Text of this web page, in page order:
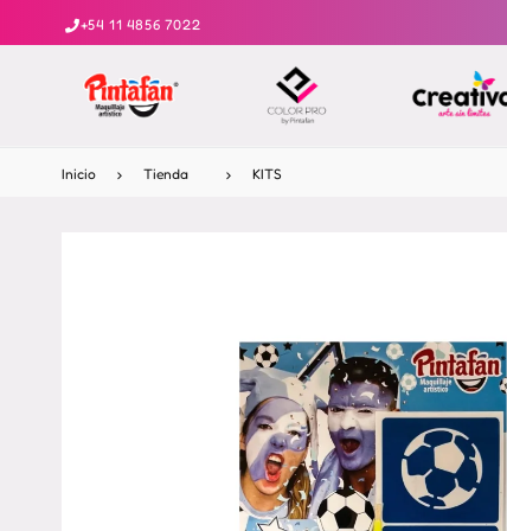
+54 11 4856 7022
Inicio › Tienda › KITS